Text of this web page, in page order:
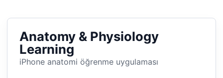
Anatomy & Physiology
Learning
iPhone anatomi öğrenme uygulaması